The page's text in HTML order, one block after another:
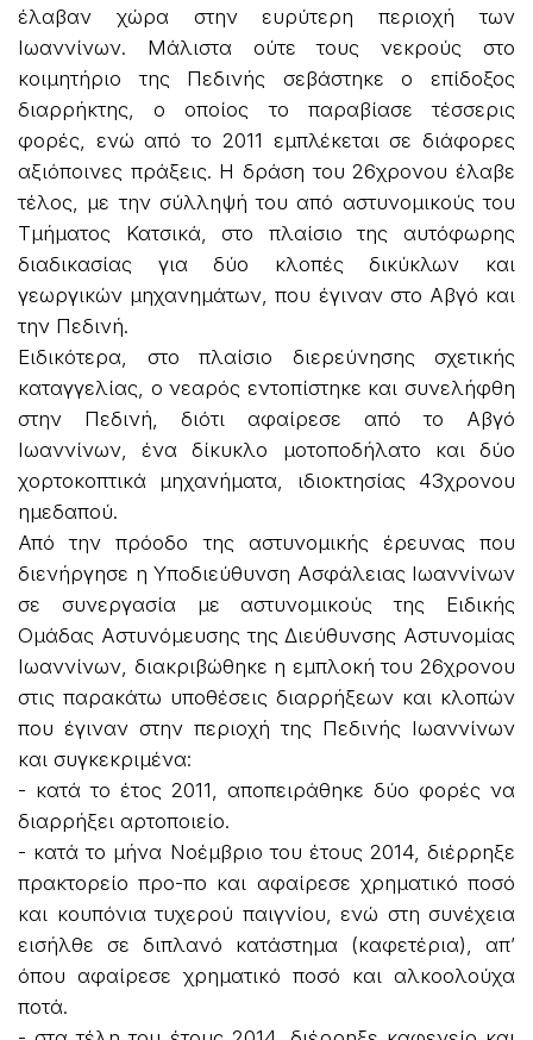
έλαβαν χώρα στην ευρύτερη περιοχή των
Ιωαννίνων. Μάλιστα ούτε τους νεκρούς στο
κοιμητήριο της Πεδινής σεβάστηκε ο επίδοξος
διαρρήκτης, ο οποίος το παραβίασε τέσσερις
φορές, ενώ από το 2011 εμπλέκεται σε διάφορες
αξιόποινες πράξεις. Η δράση του 26χρονου έλαβε
τέλος, με την σύλληψή του από αστυνομικούς του
Τμήματος Κατσικά, στο πλαίσιο της αυτόφωρης
διαδικασίας για δύο κλοπές δικύκλων και
γεωργικών μηχανημάτων, που έγιναν στο Αβγό και
την Πεδινή.
Ειδικότερα, στο πλαίσιο διερεύνησης σχετικής
καταγγελίας, ο νεαρός εντοπίστηκε και συνελήφθη
στην Πεδινή, διότι αφαίρεσε από το Αβγό
Ιωαννίνων, ένα δίκυκλο μοτοποδήλατο και δύο
χορτοκοπτικά μηχανήματα, ιδιοκτησίας 43χρονου
ημεδαπού.
Από την πρόοδο της αστυνομικής έρευνας που
διενήργησε η Υποδιεύθυνση Ασφάλειας Ιωαννίνων
σε συνεργασία με αστυνομικούς της Ειδικής
Ομάδας Αστυνόμευσης της Διεύθυνσης Αστυνομίας
Ιωαννίνων, διακριβώθηκε η εμπλοκή του 26χρονου
στις παρακάτω υποθέσεις διαρρήξεων και κλοπών
που έγιναν στην περιοχή της Πεδινής Ιωαννίνων
και συγκεκριμένα:
- κατά το έτος 2011, αποπειράθηκε δύο φορές να
διαρρήξει αρτοποιείο.
- κατά το μήνα Νοέμβριο του έτους 2014, διέρρηξε
πρακτορείο προ-πο και αφαίρεσε χρηματικό ποσό
και κουπόνια τυχερού παιγνίου, ενώ στη συνέχεια
εισήλθε σε διπλανό κατάστημα (καφετέρια), απ’
όπου αφαίρεσε χρηματικό ποσό και αλκοολούχα
ποτά.